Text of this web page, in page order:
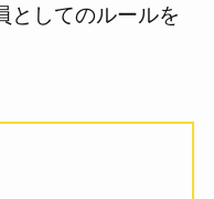
としてのルールを